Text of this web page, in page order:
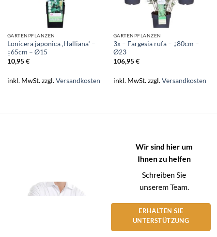
GARTENPFLANZEN
Lonicera japonica ‚Halliana‘ –
↨65cm – Ø15
10,95€
inkl. MwSt.zzgl.Versandkosten
GARTENPFLANZEN
3x – Fargesia rufa – ↨80cm –
Ø23
106,95€
inkl. MwSt.zzgl.Versandkosten
Wir sind hier um
Ihnen zu helfen
Schreiben Sie
unserem Team.
ERHALTEN SIE
UNTERSTÜTZUNG